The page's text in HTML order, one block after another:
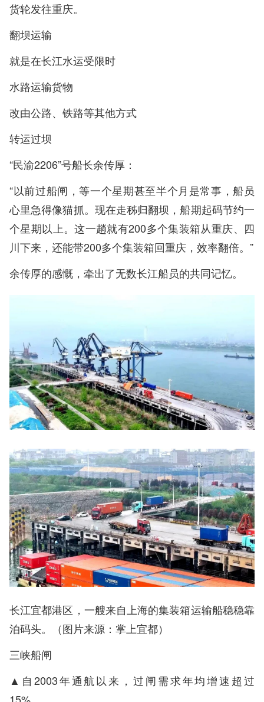
货轮发往重庆。
翻坝运输
就是在长江水运受限时
水路运输货物
改由公路、铁路等其他方式
转运过坝
“民渝2206”号船长余传厚：
“以前过船闸，等一个星期甚至半个月是常事，船员
心里急得像猫抓。现在走秭归翻坝，船期起码节约一
个星期以上。这一趟就有200多个集装箱从重庆、四
川下来，还能带200多个集装箱回重庆，效率翻倍。”
余传厚的感慨，牵出了无数长江船员的共同记忆。
长江宜都港区，一艘来自上海的集装箱运输船稳稳靠
泊码头。（图片来源：掌上宜都）
三峡船闸
▲自2003年通航以来，过闸需求年均增速超过